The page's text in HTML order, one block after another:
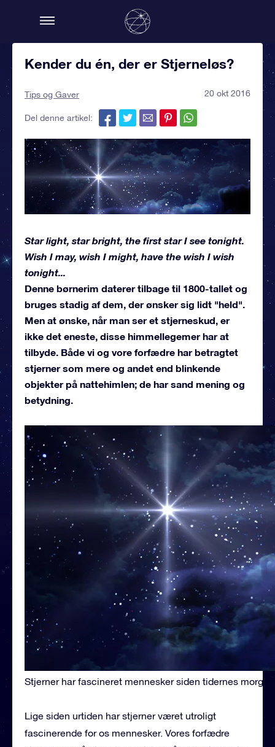
Kender du én, der er Stjerneløs?
Tips og Gaver 20 okt 2016
Del denne artikel:
Star light, star bright, the first star I see tonight.
Wish I may, wish I might, have the wish I wish
tonight...
Denne børnerim daterer tilbage til 1800-tallet og
bruges stadig af dem, der ønsker sig lidt "held".
Men at ønske, når man ser et stjerneskud, er
ikke det eneste, disse himmellegemer har at
tilbyde. Både vi og vore forfædre har betragtet
stjerner som mere og andet end blinkende
objekter på nattehimlen; de har sand mening og
betydning.
Stjerner har fascineret mennesker siden tidernes morgen
Lige siden urtiden har stjerner været utroligt
fascinerende for os mennesker. Vores forfædre